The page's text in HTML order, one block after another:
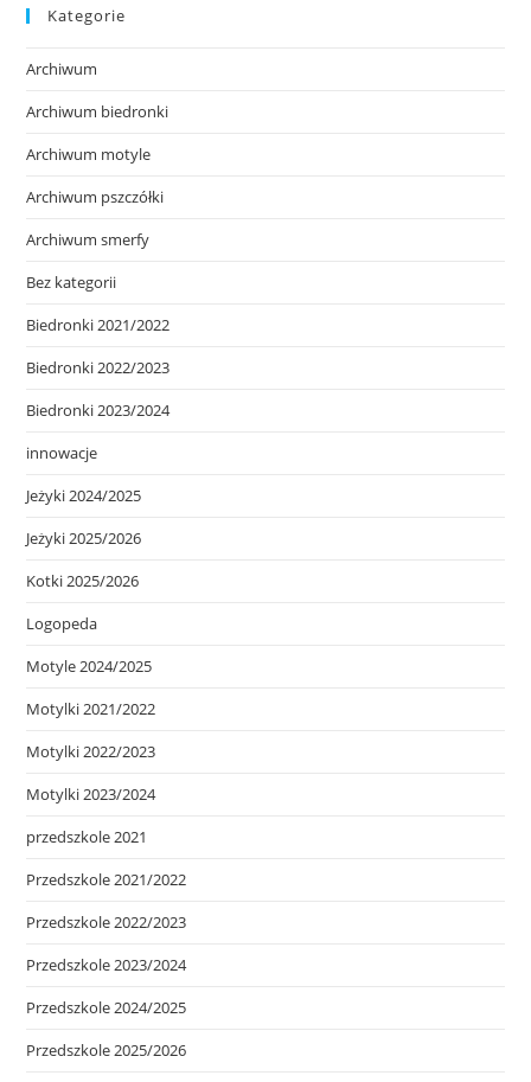
Kategorie
Archiwum
Archiwum biedronki
Archiwum motyle
Archiwum pszczółki
Archiwum smerfy
Bez kategorii
Biedronki 2021/2022
Biedronki 2022/2023
Biedronki 2023/2024
innowacje
Jeżyki 2024/2025
Jeżyki 2025/2026
Kotki 2025/2026
Logopeda
Motyle 2024/2025
Motylki 2021/2022
Motylki 2022/2023
Motylki 2023/2024
przedszkole 2021
Przedszkole 2021/2022
Przedszkole 2022/2023
Przedszkole 2023/2024
Przedszkole 2024/2025
Przedszkole 2025/2026